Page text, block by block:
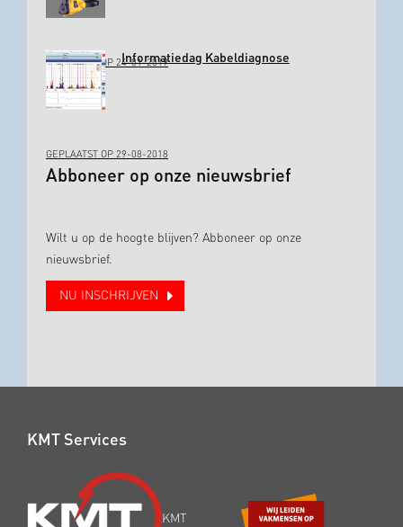
GEPLAATST OP 24-01-2019Informatiedag Kabeldiagnose
GEPLAATST OP 29-08-2018
Abboneer op onze nieuwsbrief
Wilt u op de hoogte blijven? Abboneer op onze
nieuwsbrief.
NU INSCHRIJVEN
KMT Services
KMT